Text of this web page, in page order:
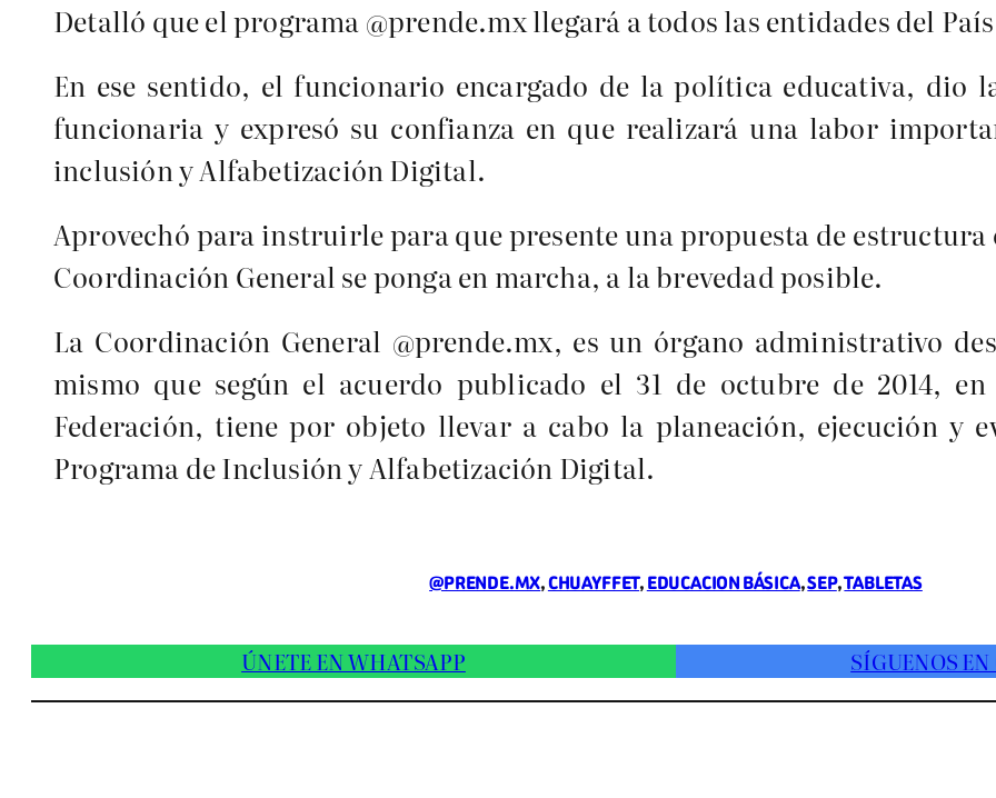
Detalló que el programa @prende.mx llegará a todos las entidades del País
En ese sentido, el funcionario encargado de la política educativa, dio
funcionaria y expresó su confianza en que realizará una labor
inclusión y Alfabetización Digital.
Aprovechó para instruirle para que presente una propuesta de
Coordinación General se ponga en marcha, a la brevedad posible.
La Coordinación General @prende.mx, es un órgano administrativo
mismo que según el acuerdo publicado el 31 de octubre de 2014,
Federación, tiene por objeto llevar a cabo la planeación, ejecución y
Programa de Inclusión y Alfabetización Digital.
@PRENDE.MX, CHUAYFFET, EDUCACION BÁSICA, SEP, TABLETAS
ÚNETE EN WHATSAPP SÍGUENOS